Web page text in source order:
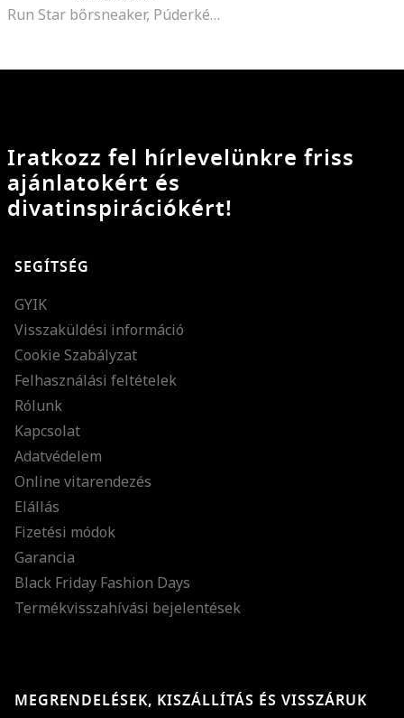
Run Star bőrsneaker, Púderkék/Törtfehér
Iratkozz fel hírlevelünkre friss
ajánlatokért és
divatinspirációkért!
SEGÍTSÉG
GYIK
Visszaküldési információ
Cookie Szabályzat
Felhasználási feltételek
Rólunk
Kapcsolat
Adatvédelem
Online vitarendezés
Elállás
Fizetési módok
Garancia
Black Friday Fashion Days
Termékvisszahívási bejelentések
MEGRENDELÉSEK, KISZÁLLÍTÁS ÉS VISSZÁRUK